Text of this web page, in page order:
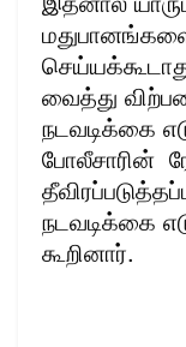
வைத்து
நடவடிக்கை
போலீசாரின்
நடவடிக்கை
கூறினார்.